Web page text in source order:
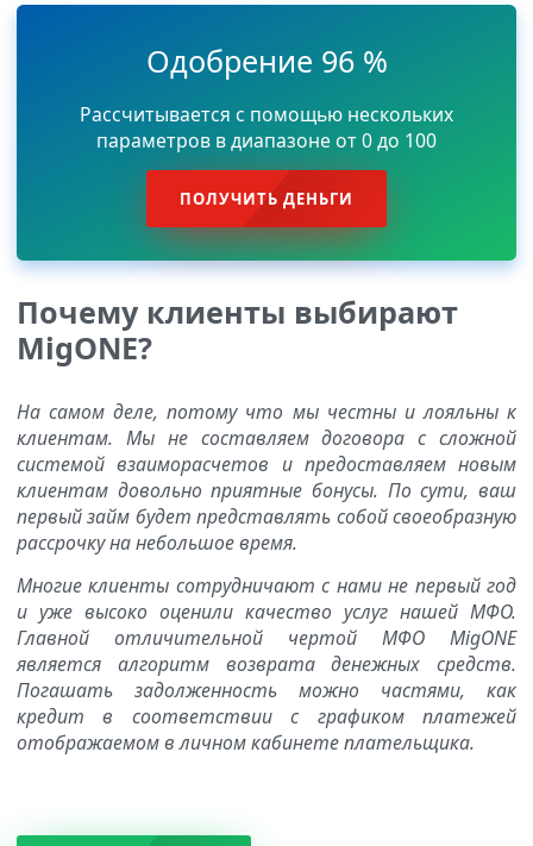
Одобрение 96 %
Рассчитывается с помощью нескольких
параметров в диапазоне от 0 до 100
ПОЛУЧИТЬ ДЕНЬГИ
Почему клиенты выбирают
MigONE?
На самом деле, потому что мы честны и лояльны к
клиентам. Мы не составляем договора с сложной
системой взаиморасчетов и предоставляем новым
клиентам довольно приятные бонусы. По сути, ваш
первый займ будет представлять собой своеобразную
рассрочку на небольшое время.
Многие клиенты сотрудничают с нами не первый год
и уже высоко оценили качество услуг нашей МФО.
Главной отличительной чертой МФО MigONE
является алгоритм возврата денежных средств.
Погашать задолженность можно частями, как
кредит в соответствии с графиком платежей
отображаемом в личном кабинете плательщика.